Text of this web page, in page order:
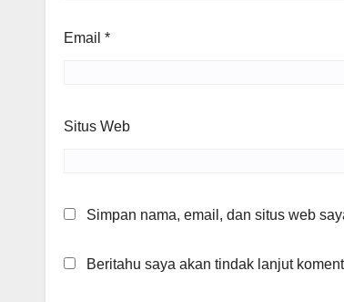
Email *
Situs Web
Simpan nama, email, dan situs web
Beritahu saya akan tindak lanjut